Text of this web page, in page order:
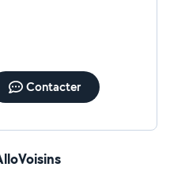
Contacter